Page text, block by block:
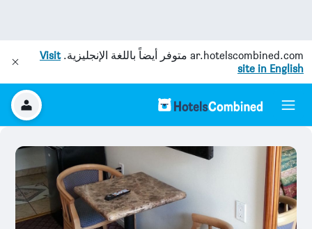
ar.hotelscombined.com متوفر أيضاً باللغة الإنجليزية.Visit
site in English